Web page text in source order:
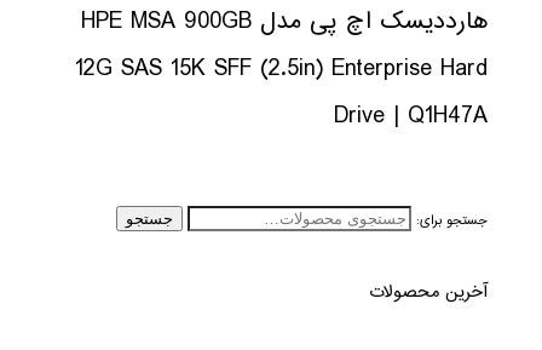
هارددیسک اچ پی مدل HPE MSA 900GB
12G SAS 15K SFF (2.5in) Enterprise Hard
Drive | Q1H47A
جستجو برای: جستجو
آخرین محصولات